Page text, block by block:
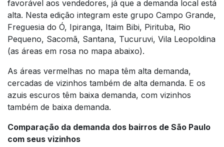
favorável aos vendedores, já que a demanda local está
alta. Nesta edição integram este grupo Campo Grande,
Freguesia do Ó, Ipiranga, Itaim Bibi, Pirituba, Rio
Pequeno, Sacomã, Santana, Tucuruvi, Vila Leopoldina
(as áreas em rosa no mapa abaixo).
As áreas vermelhas no mapa têm alta demanda,
cercadas de vizinhos também de alta demanda. E os
azuis escuros têm baixa demanda, com vizinhos
também de baixa demanda.
Comparação da demanda dos bairros de São Paulo
com seus vizinhos